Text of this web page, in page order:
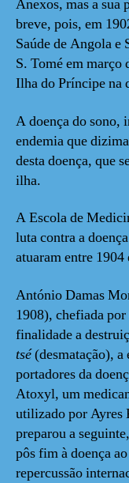
Anexos, mas a sua
breve, pois, em
Saúde de Angola e
S. Tomé em março
Ilha do Príncipe na
A doença do sono,
endemia que
desta doença, que
ilha.
A Escola de
luta contra a
atuaram entre 1904
António Damas
1908), chefiada
finalidade a
tsé(desmatação), a
portadores da
Atoxyl, um
utilizado por Ayres
preparou a
pôs fim à doença
repercussão